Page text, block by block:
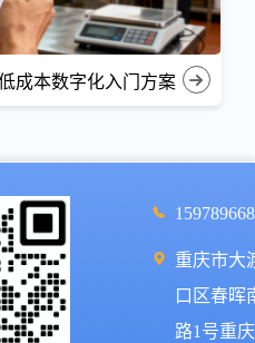
成本数字化入门方案
重庆市大
口区春晖
路1号重